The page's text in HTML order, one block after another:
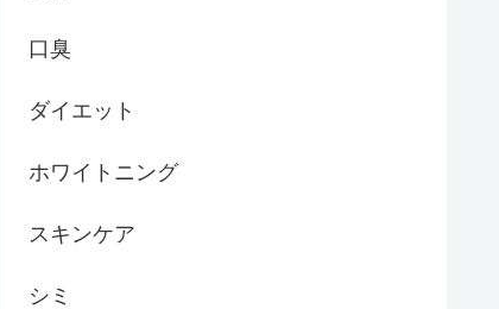
口臭
ダイエット
ホワイトニング
スキンケア
シミ